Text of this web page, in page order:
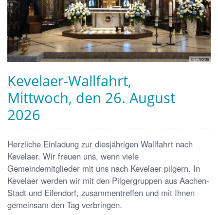
© T. Norda
Kevelaer-Wallfahrt,
Mittwoch, den 26. August
2026
Herzliche Einladung zur diesjährigen Wallfahrt nach
Kevelaer. Wir freuen uns, wenn viele
Gemeindemitglieder mit uns nach Kevelaer pilgern. In
Kevelaer werden wir mit den Pilgergruppen aus Aachen-
Stadt und Eilendorf, zusammentreffen und mit Ihnen
gemeinsam den Tag verbringen.